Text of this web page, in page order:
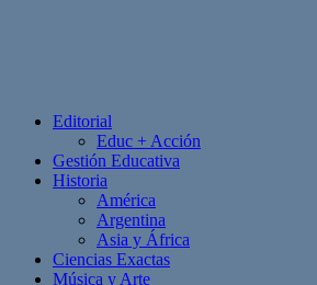
Editorial
Educ + Acción
Gestión Educativa
Historia
América
Argentina
Asia y África
Ciencias Exactas
Música y Arte